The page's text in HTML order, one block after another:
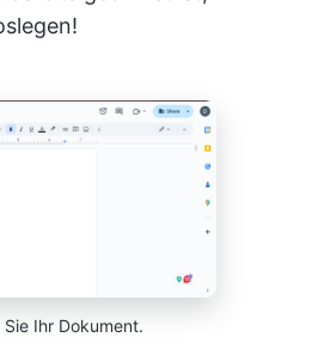
Ihr Dokument.